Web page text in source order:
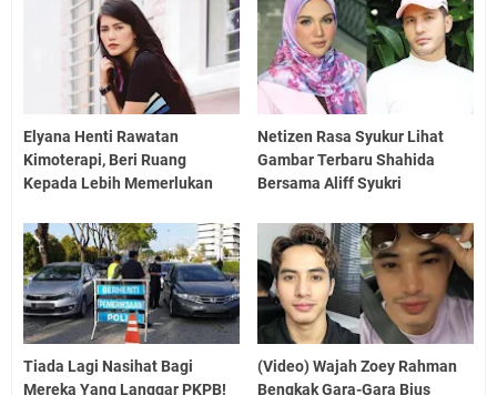
Elyana Henti Rawatan
Kimoterapi, Beri Ruang
Kepada Lebih Memerlukan
Netizen Rasa Syukur Lihat
Gambar Terbaru Shahida
Bersama Aliff Syukri
Tiada Lagi Nasihat Bagi
Mereka Yang Langgar PKPB!
(Video) Wajah Zoey Rahman
Bengkak Gara-Gara Bius